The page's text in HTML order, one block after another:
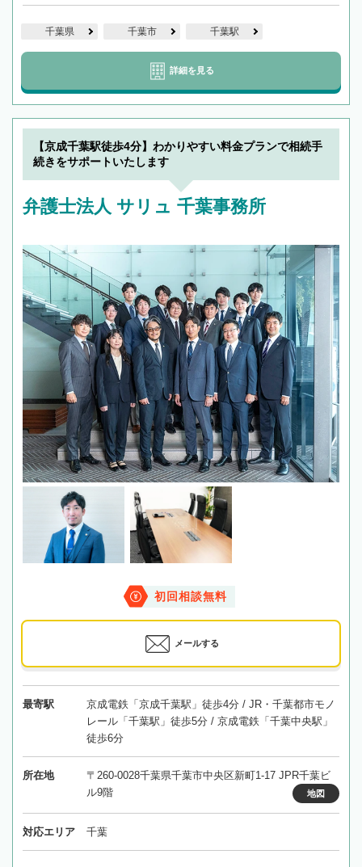
千葉県 千葉市 千葉駅
詳細を見る
【京成千葉駅徒歩4分】わかりやすい料金プランで相続手
続きをサポートいたします
弁護士法人 サリュ 千葉事務所
初回相談無料
メールする
最寄駅
京成電鉄「京成千葉駅」徒歩4分 / JR・千葉都市モノ
レール「千葉駅」徒歩5分 / 京成電鉄「千葉中央駅」
徒歩6分
所在地
〒260-0028千葉県千葉市中央区新町1-17 JPR千葉ビ
ル9階
地図
対応エリア 千葉